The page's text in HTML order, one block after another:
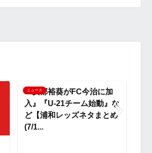
ニュース
『安部裕葵がFC今治に加
入』『U-21チーム始動』な
ど【浦和レッズネタまとめ
(7/1...